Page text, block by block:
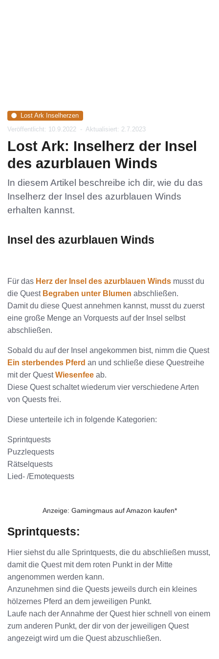
Lost Ark Inselherzen
Veröffentlicht: 10.9.2022 - Aktualisiert: 2.7.2023
Lost Ark: Inselherz der Insel
des azurblauen Winds
In diesem Artikel beschreibe ich dir, wie du das
Inselherz der Insel des azurblauen Winds
erhalten kannst.
Insel des azurblauen Winds
Für das Herz der Insel des azurblauen Winds musst du
die Quest Begraben unter Blumen abschließen.
Damit du diese Quest annehmen kannst, musst du zuerst
eine große Menge an Vorquests auf der Insel selbst
abschließen.
Sobald du auf der Insel angekommen bist, nimm die Quest
Ein sterbendes Pferd an und schließe diese Questreihe
mit der QuestWiesenfee ab.
Diese Quest schaltet wiederum vier verschiedene Arten
von Quests frei.
Diese unterteile ich in folgende Kategorien:
Sprintquests
Puzzlequests
Rätselquests
Lied- /Emotequests
Anzeige: Gamingmaus auf Amazon kaufen*
Sprintquests:
Hier siehst du alle Sprintquests, die du abschließen musst,
damit die Quest mit dem roten Punkt in der Mitte
angenommen werden kann.
Anzunehmen sind die Quests jeweils durch ein kleines
hölzernes Pferd an dem jeweiligen Punkt.
Laufe nach der Annahme der Quest hier schnell von einem
zum anderen Punkt, der dir von der jeweiligen Quest
angezeigt wird um die Quest abzuschließen.